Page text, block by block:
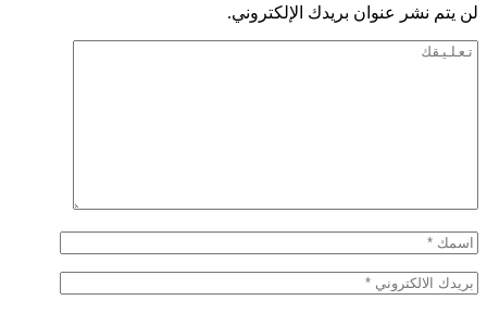
لن يتم نشر عنوان بريدك الإلكتروني.